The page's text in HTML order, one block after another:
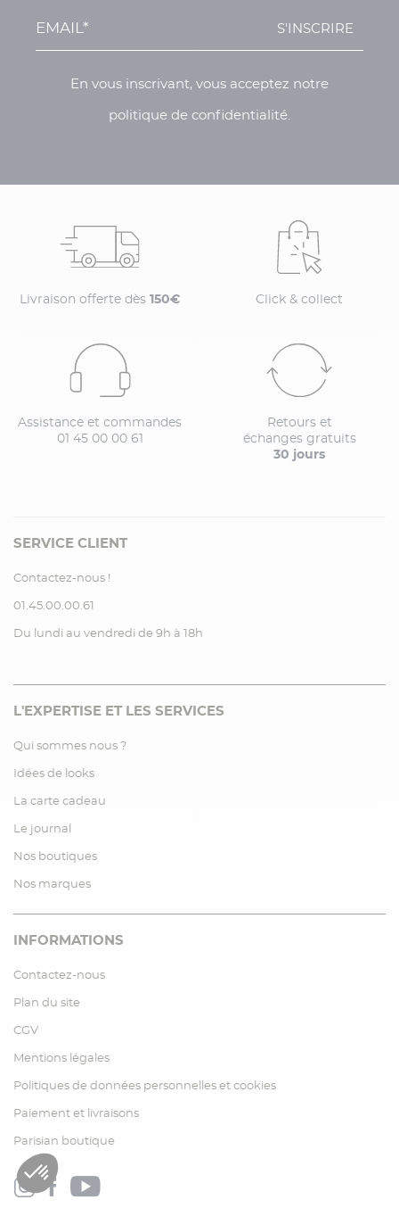
S'INSCRIRE
En vous inscrivant, vous acceptez notre
politique de confidentialité.
Livraison offerte dès 150€ Click & collect
Assistance et commandes
01 45 00 00 61
Retours et
échanges gratuits
30 jours
SERVICE CLIENT
Contactez-nous !
01.45.00.00.61
Du lundi au vendredi de 9h à 18h
L'EXPERTISE ET LES SERVICES
Qui sommes nous ?
Idées de looks
La carte cadeau
Le journal
Nos boutiques
Nos marques
INFORMATIONS
Contactez-nous
Plan du site
CGV
Mentions légales
Politiques de données personnelles et cookies
Paiement et livraisons
Parisian boutique